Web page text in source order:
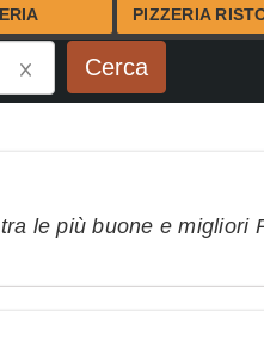
PIZZERIA
le più buone e migliori